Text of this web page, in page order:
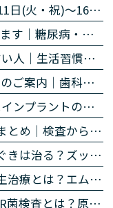
【夏期休暇のお知らせ】2026年8月11日(火・祝)〜16日(日)
歯周病は全身の病気とつながっています｜糖尿病・心臓・誤嚥性肺炎・認知症との関係｜名古屋・栄の高山歯科室
歯周病になりやすい人・悪化しやすい人｜生活習慣・持病・お薬のリスク因子｜名古屋・栄の高山歯科室
インプラント手術の受託・出張オペのご案内｜歯科医師の先生方へ
他院で断られた・トラブルになったインプラントのご相談
【名古屋・栄】歯周病治療の全4回まとめ｜検査から再生治療・歯肉退縮まで専門医が解説
第4回：【名古屋・栄】下がった歯ぐきは治る？ズッケリー法で歯肉退縮を改善する再生治療
第3回：【名古屋・栄】歯周組織再生治療とは？エムドゲイン・リグロスで歯を残す方法を専門医が解説
第2回：【名古屋・栄】歯周病のPCR菌検査とは？原因菌を見える化する4ステップを専門医が解説